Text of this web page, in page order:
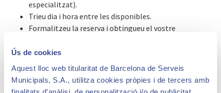
Ús de cookies
Aquest lloc web titularitat de Barcelona de Serveis
Municipals, S.A., utilitza cookies pròpies i de tercers amb
especialitzat).
Trieu dia i hora entre les disponibles.
Formalitzeu la reserva i obtingueu el vostre
MODALITATS DE VISITA, HAUREU D’ACREDITAR QUE LA
VOSTRA VISITA TÉ UN COMPONENT CULTURAL I NO LÚDIC.